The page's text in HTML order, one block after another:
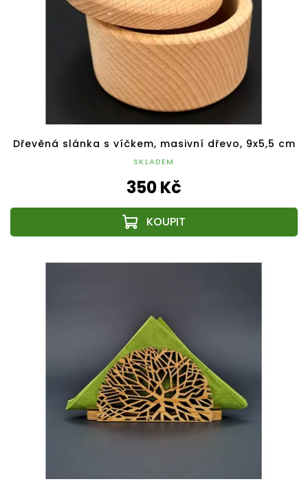
Dřevěná slánka s víčkem, masivní dřevo, 9x5,5 cm
SKLADEM
350 Kč